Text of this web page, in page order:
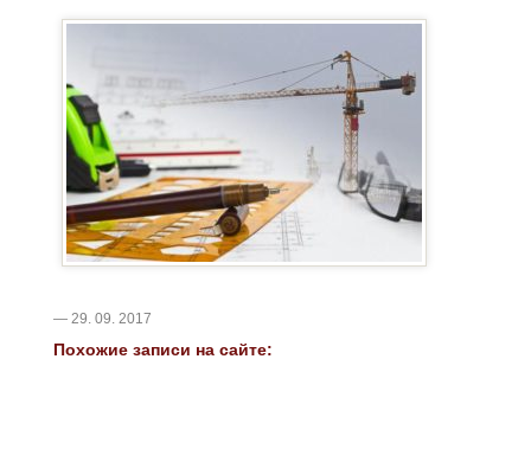
— 29. 09. 2017
Похожие записи на сайте: